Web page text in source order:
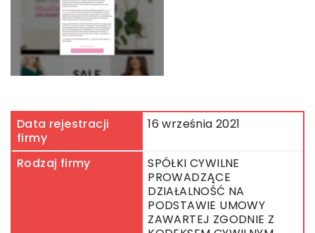
Data rejestracji
firmy
16 września 2021
Rodzaj firmy
SPÓŁKI CYWILNE
PROWADZĄCE
DZIAŁALNOŚĆ NA
PODSTAWIE UMOWY
ZAWARTEJ ZGODNIE Z